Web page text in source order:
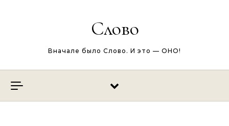
Слово
Вначале было Слово. И это — ОНО!